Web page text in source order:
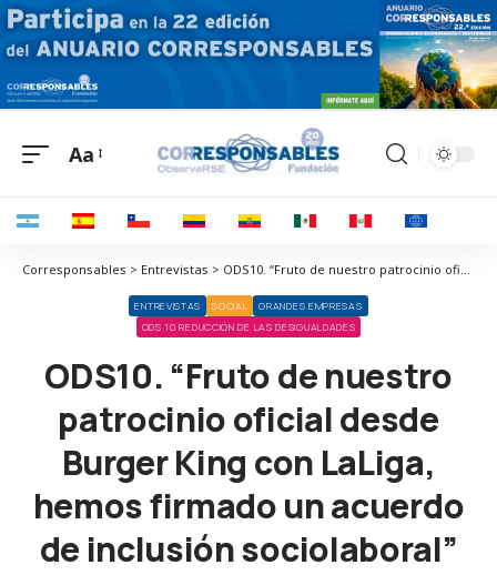
Aa
Corresponsables > Entrevistas > ODS10. “Fruto de nuestro patrocinio oficial desde Burger King con LaLiga, hemos firmado un acuerdo de inclusión sociolaboral”
ENTREVISTAS SOCIAL
GRANDES EMPRESAS
ODS 10 REDUCCIÓN DE LAS DESIGUALDADES
ODS10. “Fruto de nuestro
patrocinio oficial desde
Burger King con LaLiga,
hemos firmado un acuerdo
de inclusión sociolaboral”